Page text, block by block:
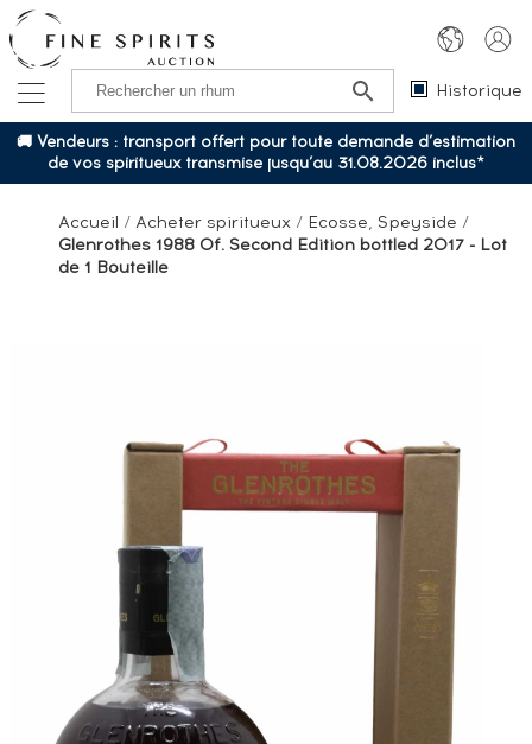
Historique
🚚 Vendeurs : transport offert pour toute demande d’estimation
de vos spiritueux transmise jusqu’au 31.08.2026 inclus*
Accueil / Acheter spiritueux / Ecosse, Speyside /
Glenrothes 1988 Of. Second Edition bottled 2017 - Lot
de 1 Bouteille